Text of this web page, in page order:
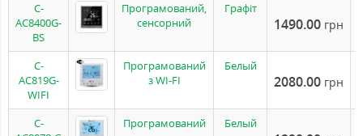
C-
AC8400G-
BS
Програмований,
сенсорний
Графіт
1490.00 грн
C-
AC819G-
WIFI
Програмований
з WI-FI
Белый
2080.00 грн
C-
Програмований Белый